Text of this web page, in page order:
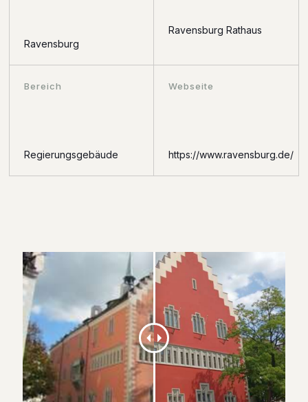
Ravensburg
Ravensburg Rathaus
Bereich
Regierungsgebäude
Webseite
https://www.ravensburg.de/